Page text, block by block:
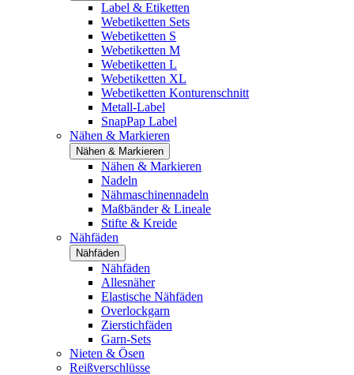
Label & Etiketten
Webetiketten Sets
Webetiketten S
Webetiketten M
Webetiketten L
Webetiketten XL
Webetiketten Konturenschnitt
Metall-Label
SnapPap Label
Nähen & Markieren
Nähen & Markieren
Nähen & Markieren
Nadeln
Nähmaschinennadeln
Maßbänder & Lineale
Stifte & Kreide
Nähfäden
Nähfäden
Nähfäden
Allesnäher
Elastische Nähfäden
Overlockgarn
Zierstichfäden
Garn-Sets
Nieten & Ösen
Reißverschlüsse